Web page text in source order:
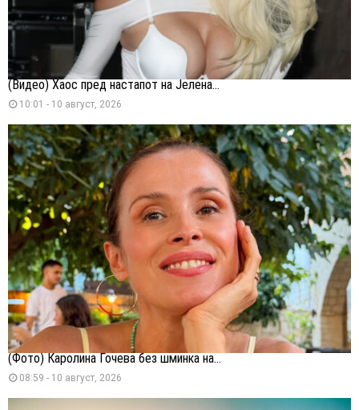
(Видео) Хаос пред настапот на Јелена...
10:01 - 10 август, 2026
(Фото) Каролина Гочева без шминка на...
08:59 - 10 август, 2026